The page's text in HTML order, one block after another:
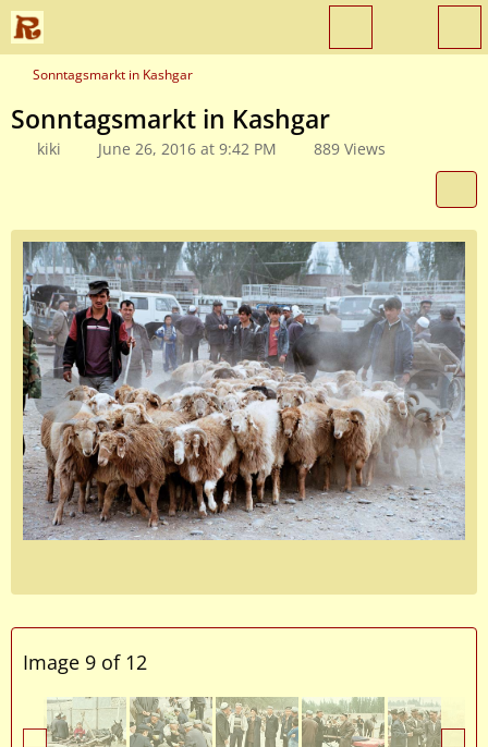
Sonntagsmarkt in Kashgar
Sonntagsmarkt in Kashgar
kiki June 26, 2016 at 9:42 PM 889 Views
Image 9 of 12